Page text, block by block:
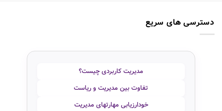
دسترسی های سریع
مدیریت کاربردی چیست؟
تفاوت بین مدیریت و ریاست
خودارزیابی مهارتهای مدیریت